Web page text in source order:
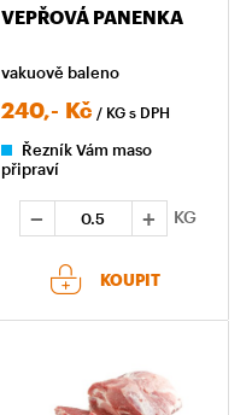
VEPŘOVÁ PANENKA
vakuově baleno
240,- Kč / KG s DPH
Řezník Vám maso
připraví
KG
KOUPIT